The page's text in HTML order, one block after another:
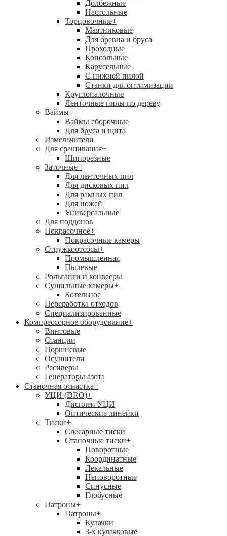
Долбежные
Настольные
Торцовочные+
Маятниковые
Для бревна и бруса
Проходные
Консольные
Карусельные
С нижней пилой
Станки для оптимизации
Круглопалочные
Ленточные пилы по дереву
Ваймы+
Ваймы сборочные
Для бруса и щита
Измельчители
Для сращивания+
Шипорезные
Заточные+
Для ленточных пил
Для дисковых пил
Для рамных пил
Для ножей
Универсальные
Для поддонов
Покрасочное+
Покрасочные камеры
Стружкоотсосы+
Промышленная
Пылевые
Рольганги и конвееры
Сушильные камеры+
Котельное
Переработка отходов
Специализированные
Компрессорное оборудование+
Винтовые
Станции
Поршневые
Осушители
Ресиверы
Генераторы азота
Станочная оснастка+
УЦИ (DRO)+
Дисплеи УЦИ
Оптические линейки
Тиски+
Слесарные тиски
Станочные тиски+
Поворотные
Координатные
Лекальные
Неповоротные
Синусные
Глобусные
Патроны+
Патроны+
Кулачки
3-х кулачковые